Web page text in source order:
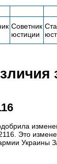
Советник
юстиции
Это
Украины